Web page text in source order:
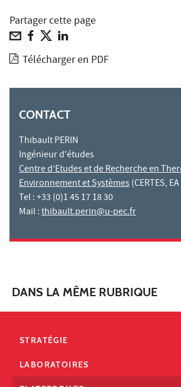
Partager cette page
Télécharger en PDF
CONTACT
Thibault PERIN
Ingénieur d'études
Centre d’Etudes et de Recherche en
Environnement et Systèmes(CERTES,
Tel : +33 (0)1 45 17 18 30
Mail :thibault.perin@u-pec.fr
DANS LA MÊME RUBRIQUE
STRATÉGIE
LABORATOIRES